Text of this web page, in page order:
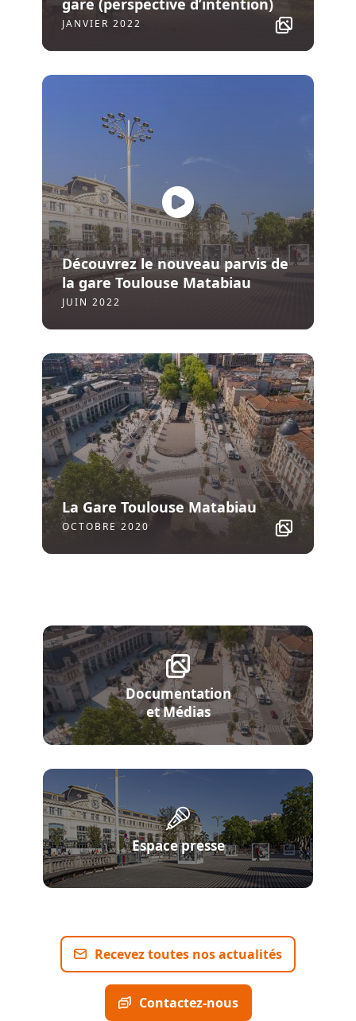
gare (perspective d’intention)
JANVIER 2022
Découvrez le nouveau parvis de
la gare Toulouse Matabiau
JUIN 2022
La Gare Toulouse Matabiau
OCTOBRE 2020
Documentation
et Médias
Espace presse
Recevez toutes nos actualités
Contactez-nous